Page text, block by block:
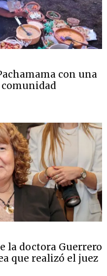
con una
la doctora Guerrero
que realizó el juez